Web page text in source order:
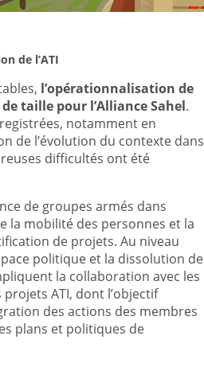
de l’ATI
l’opérationnalisation de
taille pour l’Alliance Sahel.
notamment en
de l’évolution du contexte dans
difficultés ont été
de groupes armés dans
la mobilité des personnes et la
de projets. Au niveau
politique et la dissolution
la collaboration avec les
ATI, dont l’objectif
des actions des membres
plans et politiques de